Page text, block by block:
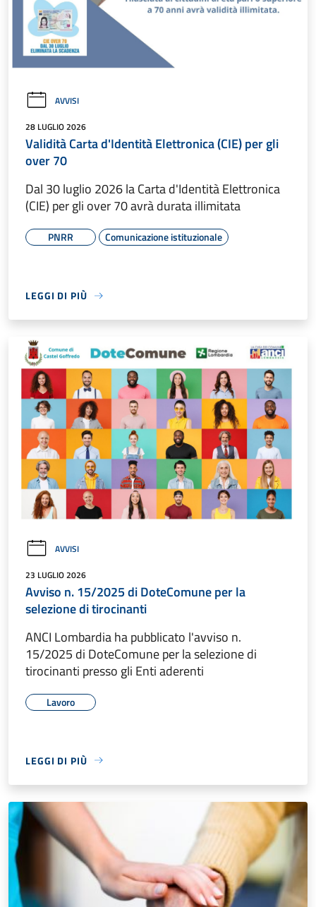
AVVISI
28 LUGLIO 2026
Validità Carta d'Identità Elettronica (CIE) per gli
over 70
Dal 30 luglio 2026 la Carta d'Identità Elettronica
(CIE) per gli over 70 avrà durata illimitata
PNRR Comunicazione istituzionale
LEGGI DI PIÙ
AVVISI
23 LUGLIO 2026
Avviso n. 15/2025 di DoteComune per la
selezione di tirocinanti
ANCI Lombardia ha pubblicato l'avviso n.
15/2025 di DoteComune per la selezione di
tirocinanti presso gli Enti aderenti
Lavoro
LEGGI DI PIÙ